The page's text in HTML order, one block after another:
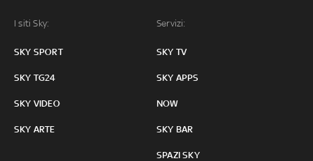
I siti Sky:
SKY SPORT
SKY TG24
SKY VIDEO
SKY ARTE
Servizi:
SKY TV
SKY APPS
NOW
SKY BAR
SPAZI SKY